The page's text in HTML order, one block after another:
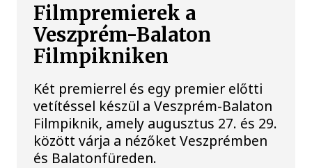
Filmpremierek a
Veszprém-Balaton
Filmpikniken
Két premierrel és egy premier előtti
vetítéssel készül a Veszprém-Balaton
Filmpiknik, amely augusztus 27. és 29.
között várja a nézőket Veszprémben
és Balatonfüreden.